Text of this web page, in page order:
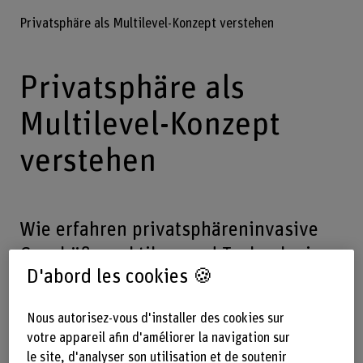
Privatsphäre als Multilevel-Konzept verstehen
Privatsphäre als
Multilevel-Konzept
verstehen
Wie erfahren privatsphäreninvasive
Geschäftspraktiken und Technologien
gesellschaftliche Akzeptanz?
Legitimierungsprozesse in den Medien
abgebildet?
D'abord les cookies 🍪
Nous autorisez-vous d'installer des cookies sur
votre appareil afin d'améliorer la navigation sur
le site, d'analyser son utilisation et de soutenir